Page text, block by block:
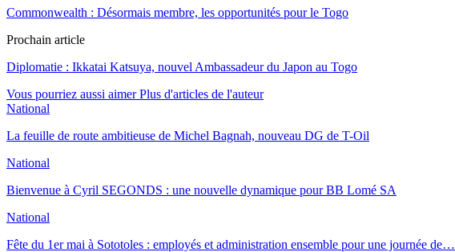
Commonwealth : Désormais membre, les opportunités pour le Togo
Prochain article
Diplomatie : Ikkatai Katsuya, nouvel Ambassadeur du Japon au Togo
Vous pourriez aussi aimer Plus d'articles de l'auteur
National
La feuille de route ambitieuse de Michel Bagnah, nouveau DG de T-Oil
National
Bienvenue à Cyril SEGONDS : une nouvelle dynamique pour BB Lomé SA
National
Fête du 1er mai à Sototoles : employés et administration ensemble pour une journée de…